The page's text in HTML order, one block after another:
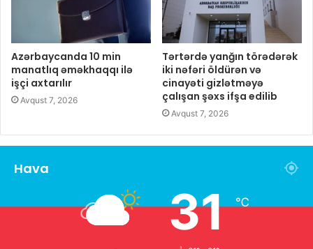
Azərbaycanda 10 min
manatlıq əməkhaqqı ilə
işçi axtarılır
Avqust 7, 2026
Tərtərdə yanğın törədərək
iki nəfəri öldürən və
cinayəti gizlətməyə
çalışan şəxs ifşa edilib
Avqust 7, 2026
Hava
31℃